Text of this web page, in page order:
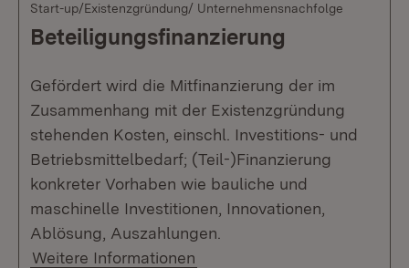
Start-up/Existenzgründung/ Unternehmensnachfolge
Beteiligungsfinanzierung
Gefördert wird die Mitfinanzierung der im
Zusammenhang mit der Existenzgründung
stehenden Kosten, einschl. Investitions- und
Betriebsmittelbedarf; (Teil-)Finanzierung
konkreter Vorhaben wie bauliche und
maschinelle Investitionen, Innovationen,
Ablösung, Auszahlungen.
Weitere Informationen